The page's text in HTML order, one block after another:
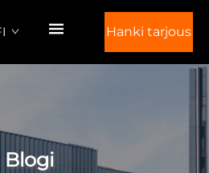
Hanki tarjous
Blogi